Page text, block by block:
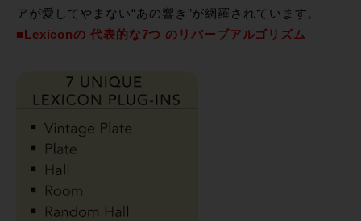
アが愛してやまない“あの響き”が網羅されています。
■Lexiconの 代表的な7つ のリバーブアルゴリズム